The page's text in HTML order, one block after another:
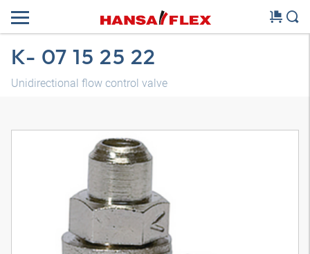
K- 07 15 25 22
Unidirectional flow control valve